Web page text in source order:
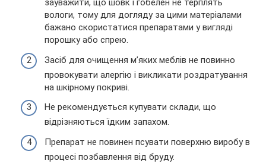
зауважити, що шовк і гобелен не терплять
вологи, тому для догляду за цими матеріалами
бажано скористатися препаратами у вигляді
порошку або спрею.
Засіб для очищення м’яких меблів не повинно
провокувати алергію і викликати роздратування
на шкірному покриві.
Не рекомендується купувати склади, що
відрізняються їдким запахом.
Препарат не повинен псувати поверхню виробу в
процесі позбавлення від бруду.